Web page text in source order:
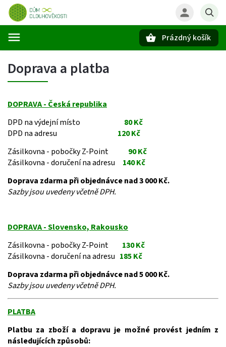
Prázdný košík
Doprava a platba
DOPRAVA - Česká republika
DPD na výdejní místo
80 Kč
DPD na adresu
120 Kč
Zásilkovna - pobočky Z-Point
90 Kč
Zásilkovna - doručení na adresu
140 Kč
Doprava zdarma při objednávce nad 3 000 Kč.
Sazby jsou uvedeny včetně DPH.
DOPRAVA - Slovensko, Rakousko
Zásilkovna - pobočky Z-Point
130 Kč
Zásilkovna - doručení na adresu 185 Kč
Doprava zdarma při objednávce nad 5 000 Kč.
Sazby jsou uvedeny včetně DPH.
PLATBA
Platbu za zboží a dopravu je možné provést jedním z
následujících způsobů: